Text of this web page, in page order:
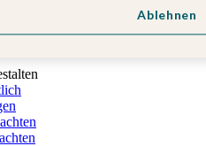
Ablehnen